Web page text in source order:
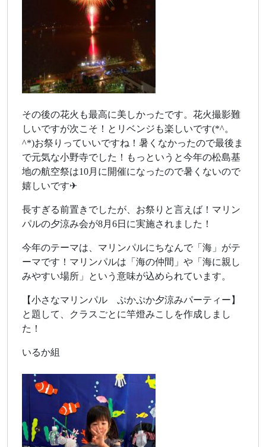
その後の花火も最高に美しかったです。花火撮影難
しいですが次こそ！とリベンジも楽しいです(*^。
^*)お祭りっていいですね！暑くなかったので最後ま
で元気な小野寺でした！もっというと今年の松島基
地の航空祭は10月に開催になったので暑くないので
嬉しいです✈
長すぎる前置きでしたが、お祭りと言えば！マリン
パルの夕涼み会が8月6日に実施されました！
今年のテーマは、マリンパルにちなんで「海」がテ
ーマです！マリンパルは「海の仲間」や「海に親し
みやすい場所」という意味が込められています。
【小さなマリンパル ぷかぷか夕涼みパーティー】
と題して、クラスごとに竿燈みこしを作成しまし
た！
いるか組